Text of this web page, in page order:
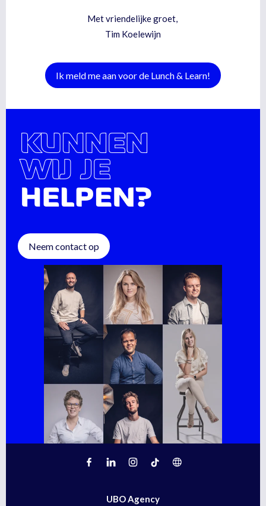
Met vriendelijke groet,
Tim Koelewijn
Ik meld me aan voor de Lunch & Learn!
Neem contact op
UBO Agency